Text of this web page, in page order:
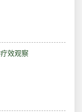
效观察